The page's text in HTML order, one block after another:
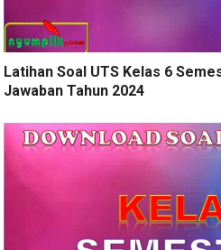
Latihan Soal UTS Kelas 6
Jawaban Tahun 2024